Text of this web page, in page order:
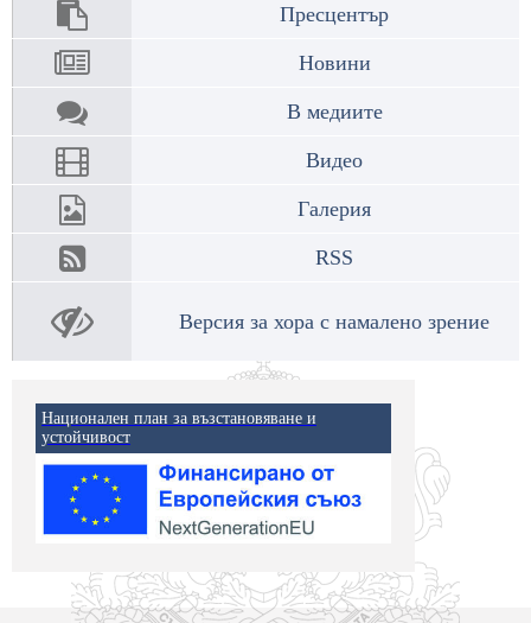
Пресцентър
Новини
В медиите
Видео
Галерия
RSS
Версия за хора с намалено зрение
Национален план за възстановяване и
устойчивост